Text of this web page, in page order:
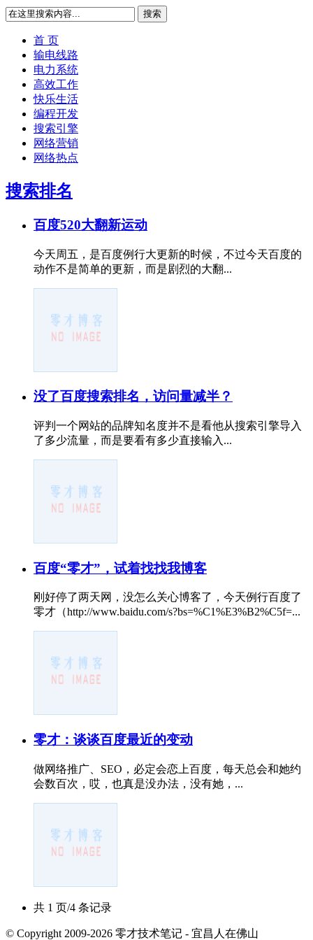
搜索
首 页
输电线路
电力系统
高效工作
快乐生活
编程开发
搜索引擎
网络营销
网络热点
搜索排名
百度520大翻新运动
今天周五，是百度例行大更新的时候，不过今天百度的
动作不是简单的更新，而是剧烈的大翻...
没了百度搜索排名，访问量减半？
评判一个网站的品牌知名度并不是看他从搜索引擎导入
了多少流量，而是要看有多少直接输入...
百度“零才”，试着找找我博客
刚好停了两天网，没怎么关心博客了，今天例行百度了
零才（http://www.baidu.com/s?bs=%C1%E3%B2%C5f=...
零才：谈谈百度最近的变动
做网络推广、SEO，必定会恋上百度，每天总会和她约
会数百次，哎，也真是没办法，没有她，...
共 1 页/4 条记录
© Copyright 2009-2026 零才技术笔记 - 宜昌人在佛山